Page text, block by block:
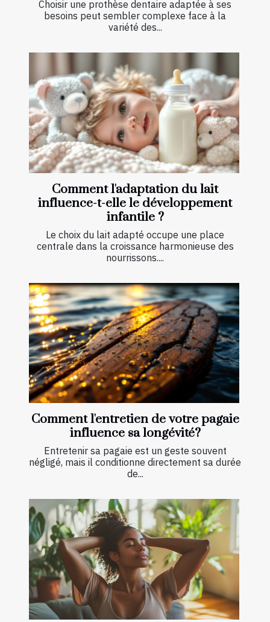
Choisir une prothèse dentaire adaptée à ses
besoins peut sembler complexe face à la
variété des...
Comment l'adaptation du lait
influence-t-elle le développement
infantile ?
Le choix du lait adapté occupe une place
centrale dans la croissance harmonieuse des
nourrissons....
Comment l'entretien de votre pagaie
influence sa longévité?
Entretenir sa pagaie est un geste souvent
négligé, mais il conditionne directement sa durée
de...